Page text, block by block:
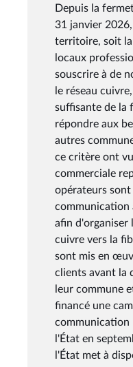
Depuis la
31 janvier
territoire, soit
locaux
souscrire à de
le réseau
suffisante de la
répondre aux
autres
ce critère ont
commerciale
opérateurs sont
communication
afin d'organiser
cuivre vers la
sont mis en
clients avant la
leur commune
financé une
communication
l'État en
l'État met à